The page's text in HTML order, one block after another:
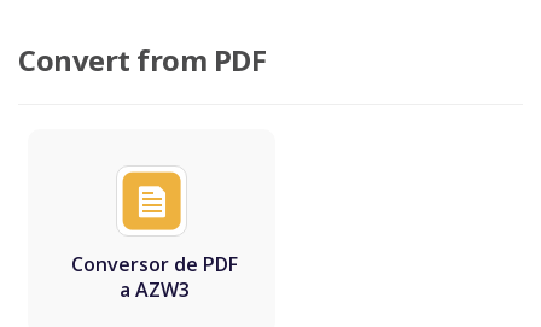
Convert from PDF
Conversor de PDF
a AZW3